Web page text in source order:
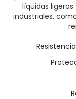
líquidas
industriales,